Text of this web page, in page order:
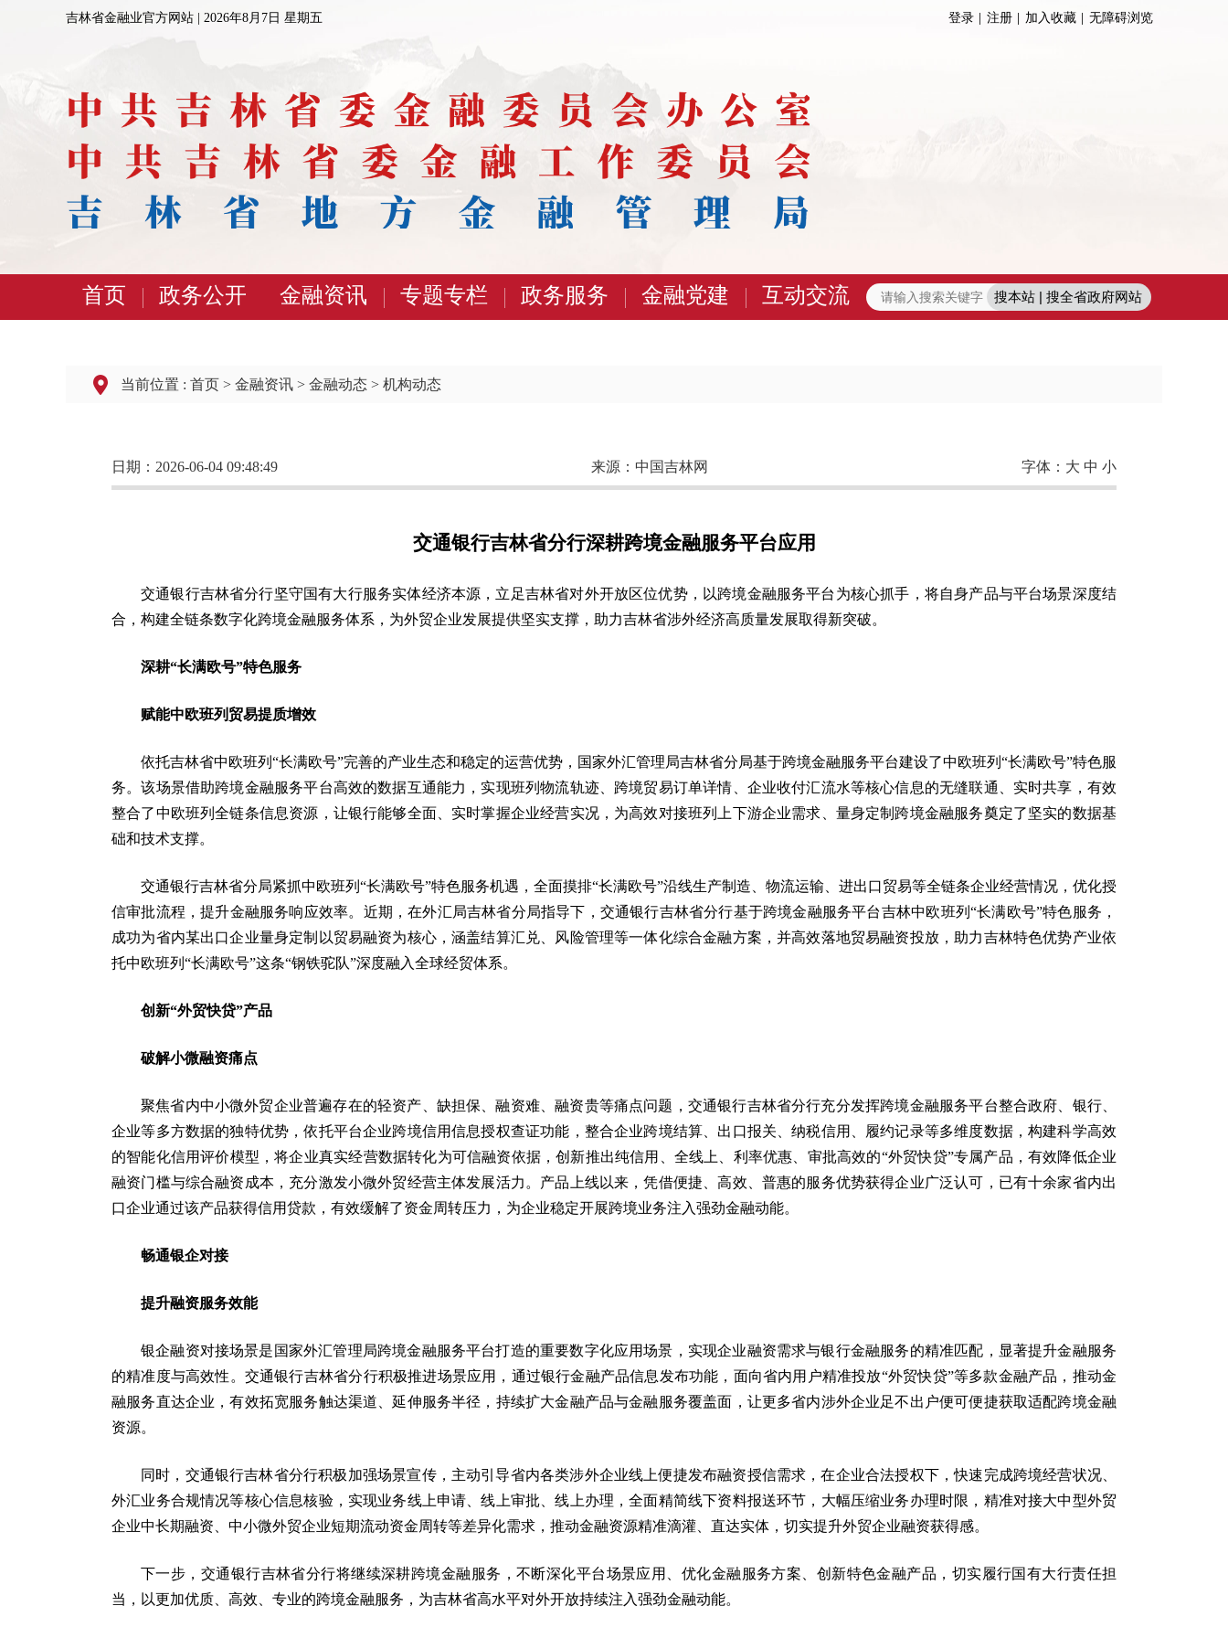
吉林省金融业官方网站 | 2026年8月7日 星期五 登录 注册 加入收藏 无障碍浏览
首页 政务公开 金融资讯 专题专栏 政务服务 金融党建 互动交流
当前位置 : 首页 > 金融资讯 > 金融动态 > 机构动态
日期：2026-06-04 09:48:49 来源： 中国吉林网 字体： 大 中 小
交通银行吉林省分行深耕跨境金融服务平台应用
交通银行吉林省分行坚守国有大行服务实体经济本源，立足吉林省对外开放区位优势，以跨境金融服务平台为核心抓手，将自身产品与平台场景深度结
合，构建全链条数字化跨境金融服务体系，为外贸企业发展提供坚实支撑，助力吉林省涉外经济高质量发展取得新突破。
深耕“长满欧号”特色服务
赋能中欧班列贸易提质增效
依托吉林省中欧班列“长满欧号”完善的产业生态和稳定的运营优势，国家外汇管理局吉林省分局基于跨境金融服务平台建设了中欧班列“长满欧号”特色服
务。该场景借助跨境金融服务平台高效的数据互通能力，实现班列物流轨迹、跨境贸易订单详情、企业收付汇流水等核心信息的无缝联通、实时共享，有效
整合了中欧班列全链条信息资源，让银行能够全面、实时掌握企业经营实况，为高效对接班列上下游企业需求、量身定制跨境金融服务奠定了坚实的数据基
础和技术支撑。
交通银行吉林省分局紧抓中欧班列“长满欧号”特色服务机遇，全面摸排“长满欧号”沿线生产制造、物流运输、进出口贸易等全链条企业经营情况，优化授
信审批流程，提升金融服务响应效率。近期，在外汇局吉林省分局指导下，交通银行吉林省分行基于跨境金融服务平台吉林中欧班列“长满欧号”特色服务，
成功为省内某出口企业量身定制以贸易融资为核心，涵盖结算汇兑、风险管理等一体化综合金融方案，并高效落地贸易融资投放，助力吉林特色优势产业依
托中欧班列“长满欧号”这条“钢铁驼队”深度融入全球经贸体系。
创新“外贸快贷”产品
破解小微融资痛点
聚焦省内中小微外贸企业普遍存在的轻资产、缺担保、融资难、融资贵等痛点问题，交通银行吉林省分行充分发挥跨境金融服务平台整合政府、银行、
企业等多方数据的独特优势，依托平台企业跨境信用信息授权查证功能，整合企业跨境结算、出口报关、纳税信用、履约记录等多维度数据，构建科学高效
的智能化信用评价模型，将企业真实经营数据转化为可信融资依据，创新推出纯信用、全线上、利率优惠、审批高效的“外贸快贷”专属产品，有效降低企业
融资门槛与综合融资成本，充分激发小微外贸经营主体发展活力。产品上线以来，凭借便捷、高效、普惠的服务优势获得企业广泛认可，已有十余家省内出
口企业通过该产品获得信用贷款，有效缓解了资金周转压力，为企业稳定开展跨境业务注入强劲金融动能。
畅通银企对接
提升融资服务效能
银企融资对接场景是国家外汇管理局跨境金融服务平台打造的重要数字化应用场景，实现企业融资需求与银行金融服务的精准匹配，显著提升金融服务
的精准度与高效性。交通银行吉林省分行积极推进场景应用，通过银行金融产品信息发布功能，面向省内用户精准投放“外贸快贷”等多款金融产品，推动金
融服务直达企业，有效拓宽服务触达渠道、延伸服务半径，持续扩大金融产品与金融服务覆盖面，让更多省内涉外企业足不出户便可便捷获取适配跨境金融
资源。
同时，交通银行吉林省分行积极加强场景宣传，主动引导省内各类涉外企业线上便捷发布融资授信需求，在企业合法授权下，快速完成跨境经营状况、
外汇业务合规情况等核心信息核验，实现业务线上申请、线上审批、线上办理，全面精简线下资料报送环节，大幅压缩业务办理时限，精准对接大中型外贸
企业中长期融资、中小微外贸企业短期流动资金周转等差异化需求，推动金融资源精准滴灌、直达实体，切实提升外贸企业融资获得感。
下一步，交通银行吉林省分行将继续深耕跨境金融服务，不断深化平台场景应用、优化金融服务方案、创新特色金融产品，切实履行国有大行责任担
当，以更加优质、高效、专业的跨境金融服务，为吉林省高水平对外开放持续注入强劲金融动能。